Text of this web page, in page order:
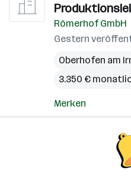
Römerhof GmbH
Gestern
Oberhofen am
3.350 €
Merken